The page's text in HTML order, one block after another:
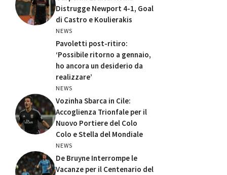
Distrugge Newport 4-1, Goal
di Castro e Koulierakis
NEWS
Pavoletti post-ritiro:
‘Possibile ritorno a gennaio,
ho ancora un desiderio da
realizzare’
NEWS
Vozinha Sbarca in Cile:
Accoglienza Trionfale per il
Nuovo Portiere del Colo
Colo e Stella del Mondiale
NEWS
De Bruyne Interrompe le
Vacanze per il Centenario del